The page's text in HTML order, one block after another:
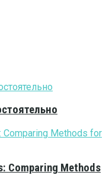
Comparing Methods